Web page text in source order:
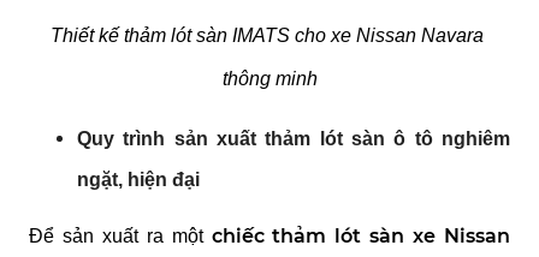
Thiết kế thảm lót sàn IMATS cho xe Nissan Navara
thông minh
Quy trình sản xuất thảm lót sàn ô tô nghiêm
ngặt, hiện đại
Để sản xuất ra một chiếc thảm lót sàn xe Nissan